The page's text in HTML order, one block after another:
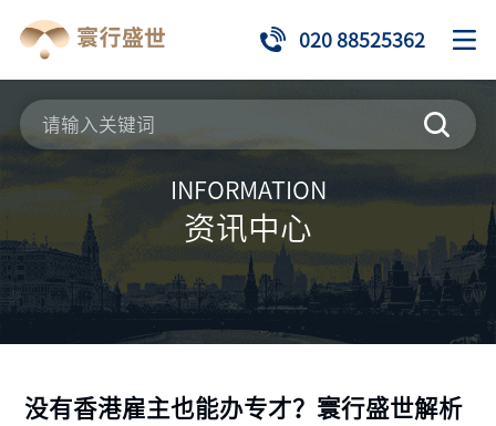
020 88525362
INFORMATION
资讯中心
没有香港雇主也能办专才？寰行盛世解析